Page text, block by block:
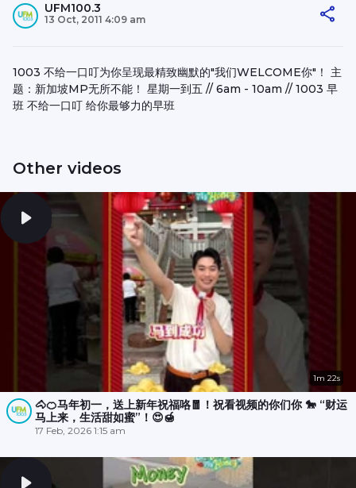
UFM100.3
13 Oct, 2011 4:09 am
1003 不给一口叮为你呈现最精致幽默的"我们WELCOME你"！ 主
题：新加坡MP无所不能！ 星期一到五 // 6am - 10am // 1003 早
班 不给一口叮 给你最够力的早班
Other videos
1m 22s
🐴🍊马年初一，送上新年祝福咯🧧！祝看视频的你们你 🐎 “财运
马上来，生活甜如蜜”！😍🍯
17 Feb, 2026 1:15 am